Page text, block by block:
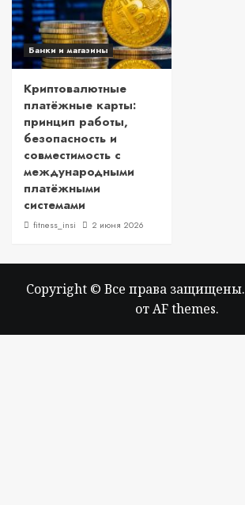
Банки и магазины
Криптовалютные
платёжные карты:
принцип работы,
безопасность и
совместимость с
международными
платёжными
системами
fitness_insi 2 июня 2026
Copyright © Все права защищены.
от AF themes.